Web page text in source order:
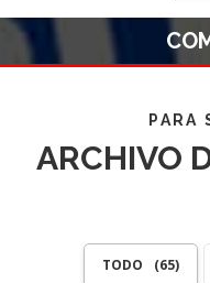
PARA
ARCHIVO
TODO 65